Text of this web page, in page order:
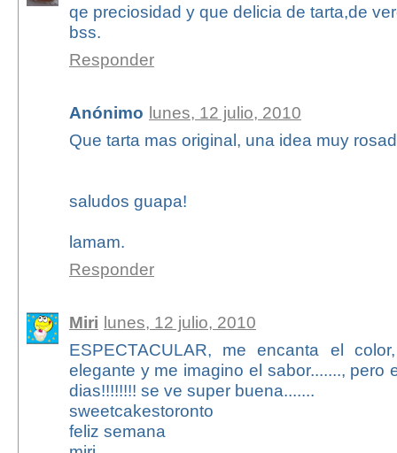
qe preciosidad y que delicia de tarta,de
bss.
Responder
Anónimo lunes, 12 julio, 2010
Que tarta mas original, una idea muy
saludos guapa!
lamam.
Responder
Miri lunes, 12 julio, 2010
ESPECTACULAR, me encanta el
elegante y me imagino el sabor......., pero
dias!!!!!!!! se ve super buena.......
sweetcakestoronto
feliz semana